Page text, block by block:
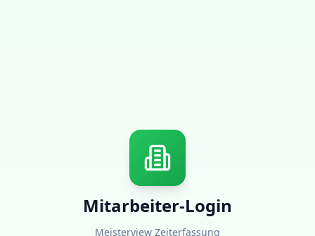
Mitarbeiter-Login
Meisterview Zeiterfassung